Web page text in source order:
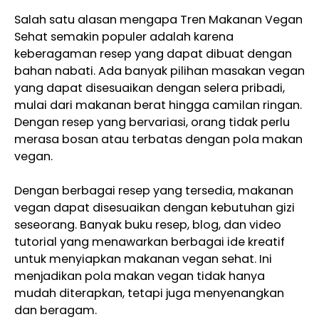
Salah satu alasan mengapa Tren Makanan Vegan
Sehat semakin populer adalah karena
keberagaman resep yang dapat dibuat dengan
bahan nabati. Ada banyak pilihan masakan vegan
yang dapat disesuaikan dengan selera pribadi,
mulai dari makanan berat hingga camilan ringan.
Dengan resep yang bervariasi, orang tidak perlu
merasa bosan atau terbatas dengan pola makan
vegan.
Dengan berbagai resep yang tersedia, makanan
vegan dapat disesuaikan dengan kebutuhan gizi
seseorang. Banyak buku resep, blog, dan video
tutorial yang menawarkan berbagai ide kreatif
untuk menyiapkan makanan vegan sehat. Ini
menjadikan pola makan vegan tidak hanya
mudah diterapkan, tetapi juga menyenangkan
dan beragam.